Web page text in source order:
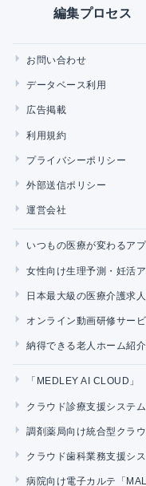
編集プロセス
お問い合わせ
データベース利用
広告掲載
利用規約
プライバシーポリシー
外部送信ポリシー
運営会社
いつもの医療が変わるア
女性向け生理予測・妊活
日本最大級の医療介護求
オンライン動画研修サー
納得できる老人ホーム紹
「MEDLEY AI CLOUD」
クラウド診療支援システ
調剤薬局向け統合型クラ
クラウド歯科業務支援シ
病院向け電子カルテ「